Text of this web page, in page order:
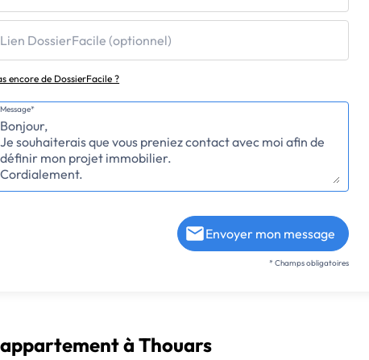
Lien DossierFacile (optionnel)
encore de DossierFacile ?
Message*
Envoyer mon message
* Champs obligatoires
à Thouars